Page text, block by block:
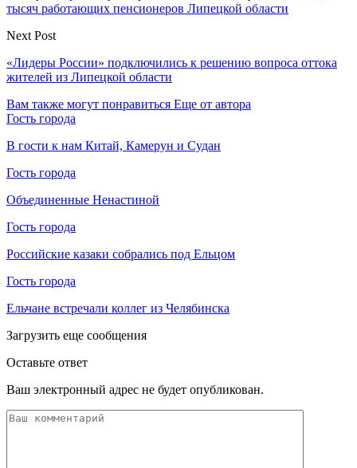
тысяч работающих пенсионеров Липецкой области
Next Post
«Лидеры России» подключились к решению вопроса оттока
жителей из Липецкой области
Вам также могут понравиться Еще от автора
Гость города
В гости к нам Китай, Камерун и Судан
Гость города
Объединенные Ненастиной
Гость города
Российские казаки собрались под Ельцом
Гость города
Ельчане встречали коллег из Челябинска
Загрузить еще сообщения
Оставьте ответ
Ваш электронный адрес не будет опубликован.